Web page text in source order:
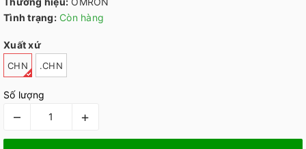
Tình trạng: Còn hàng
Xuất xứ
CHN .CHN
Số lượng
– +